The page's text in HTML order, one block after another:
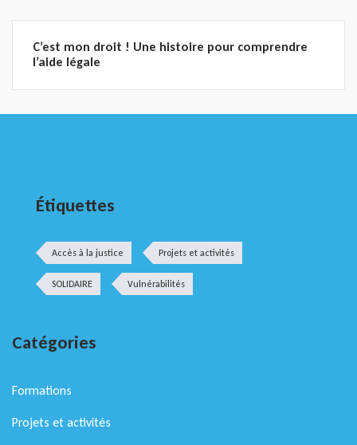
C’est mon droit ! Une histoire pour comprendre
l’aide légale
Étiquettes
Accès à la justice Projets et activités
SOLIDAIRE Vulnérabilités
Catégories
Formations
Projets et activités